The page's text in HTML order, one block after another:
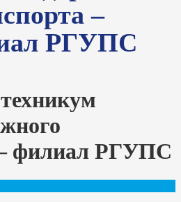
–
РГУПС
филиал РГУПС